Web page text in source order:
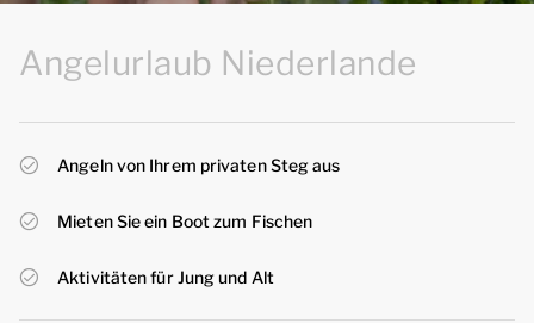
Angelurlaub Niederlande
Angeln von Ihrem privaten Steg aus
Mieten Sie ein Boot zum Fischen
Aktivitäten für Jung und Alt